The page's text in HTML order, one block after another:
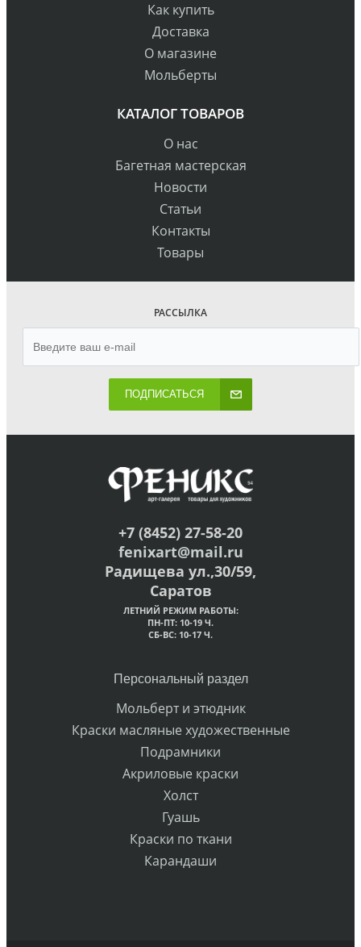
Как купить
Доставка
О магазине
Мольберты
КАТАЛОГ ТОВАРОВ
О нас
Багетная мастерская
Новости
Статьи
Контакты
Товары
РАССЫЛКА
ПОДПИСАТЬСЯ
+7 (8452) 27-58-20
fenixart@mail.ru
Радищева ул.,30/59,
Саратов
ЛЕТНИЙ РЕЖИМ РАБОТЫ:
ПН-ПТ: 10-19 Ч.
СБ-ВС: 10-17 Ч.
Персональный раздел
Мольберт и этюдник
Краски масляные художественные
Подрамники
Акриловые краски
Холст
Гуашь
Краски по ткани
Карандаши